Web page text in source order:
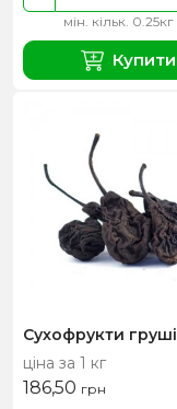
мін. кільк. 0.25кг
Купити
Сухофрукти груші
ціна за 1 кг
186,50 грн